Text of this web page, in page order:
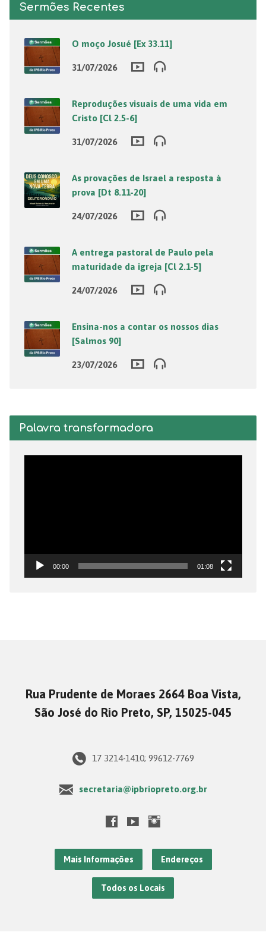
Sermões Recentes
O moço Josué [Ex 33.11]
31/07/2026
Reproduções visuais de uma vida em
Cristo [Cl 2.5-6]
31/07/2026
As provações de Israel a resposta à
prova [Dt 8.11-20]
24/07/2026
A entrega pastoral de Paulo pela
maturidade da igreja [Cl 2.1-5]
24/07/2026
Ensina-nos a contar os nossos dias
[Salmos 90]
23/07/2026
Palavra transformadora
00:00 01:08
Rua Prudente de Moraes 2664 Boa Vista,
São José do Rio Preto, SP, 15025-045
17 3214-1410; 99612-7769
secretaria@ipbriopreto.org.br
Mais Informações Endereços
Todos os Locais